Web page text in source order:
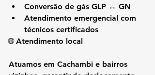
Conversão de gás GLP ↔ GN
Atendimento emergencial com
técnicos certificados
🌐 Atendimento local
Atuamos em Cachambi e bairros